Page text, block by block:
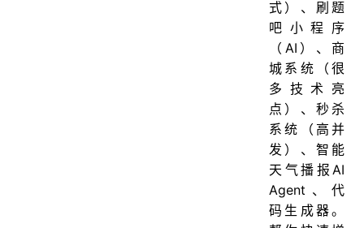
式）、刷题
吧小程序
（AI）、商
城系统（很
多技术亮
点）、秒杀
系统（高并
发）、智能
天气播报AI
Agent、代
码生成器。